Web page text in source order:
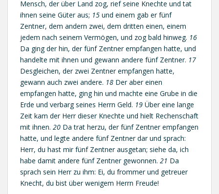
Mensch, der über Land zog, rief seine Knechte und tat
ihnen seine Güter aus; 15 und einem gab er fünf
Zentner, dem andern zwei, dem dritten einen, einem
jedem nach seinem Vermögen, und zog bald hinweg. 16
Da ging der hin, der fünf Zentner empfangen hatte, und
handelte mit ihnen und gewann andere fünf Zentner. 17
Desgleichen, der zwei Zentner empfangen hatte,
gewann auch zwei andere. 18 Der aber einen
empfangen hatte, ging hin und machte eine Grube in die
Erde und verbarg seines Herrn Geld. 19 Über eine lange
Zeit kam der Herr dieser Knechte und hielt Rechenschaft
mit ihnen. 20 Da trat herzu, der fünf Zentner empfangen
hatte, und legte andere fünf Zentner dar und sprach:
Herr, du hast mir fünf Zentner ausgetan; siehe da, ich
habe damit andere fünf Zentner gewonnen. 21 Da
sprach sein Herr zu ihm: Ei, du frommer und getreuer
Knecht, du bist über wenigem Herrn Freude!